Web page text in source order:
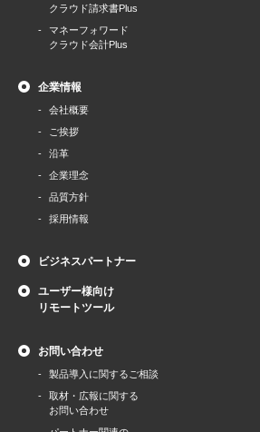
クラウド請求書Plus
マネーフォワード
クラウド会計Plus
企業情報
会社概要
ご挨拶
沿革
企業理念
品質方針
採用情報
ビジネスパートナー
ユーザー様向け
リモートツール
お問い合わせ
製品導⼊に関するご相談
取材・広報に関する
お問い合わせ